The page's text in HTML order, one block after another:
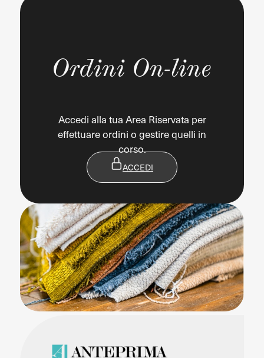
Ordini On-line
Accedi alla tua Area Riservata per
effettuare ordini o gestire quelli in
corso.
ACCEDI